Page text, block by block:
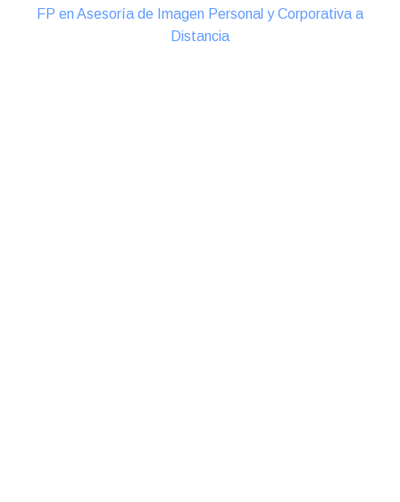
FP en Asesoría de Imagen Personal y Corporativa a
Distancia